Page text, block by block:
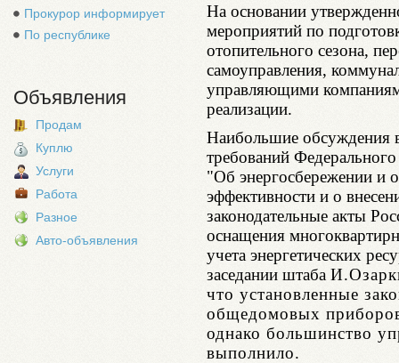
Прокурор информирует
По республике
Объявления
Продам
Куплю
Услуги
Работа
Разное
Авто-объявления
На основании
мероприятий по
отопительного сезона,
самоуправления,
управляющими
реализации.
Наибольшие обсуждения
требований
"Об энергосбережении и
эффективности и о
законодательные акты
оснащения
учета энергетических
заседании штаба
что установленные
общедомовых
однако большинство
выполнило.